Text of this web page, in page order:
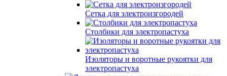
Сетка для электроизгородей
Столбики для электропастуха
Изоляторы и воротные рукоятки для
электропастуха